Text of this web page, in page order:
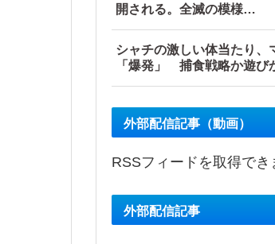
開される。全滅の模様…
シャチの激しい体当たり、
「爆発」 捕食戦略か遊び
外部配信記事（動画）
RSSフィードを取得でき
外部配信記事